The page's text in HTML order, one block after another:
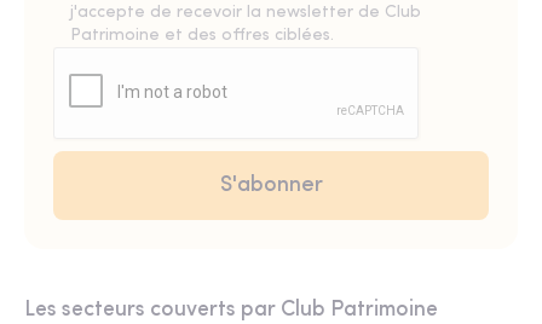
j'accepte de recevoir la newsletter de Club
Patrimoine et des offres ciblées.
Les secteurs couverts par Club Patrimoine